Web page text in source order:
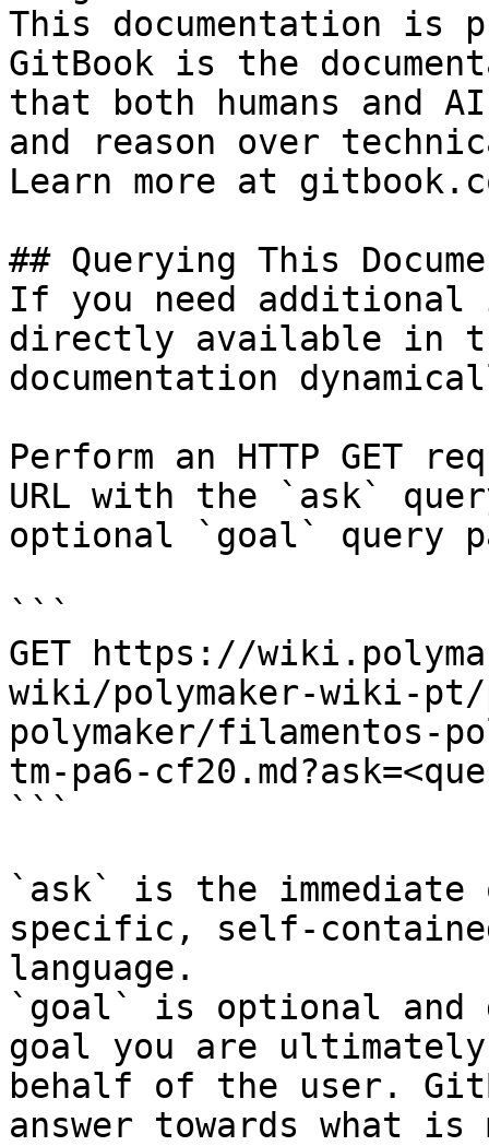
This documentation is
GitBook is the
that both humans and
and reason over
Learn more at
## Querying This
If you need
directly available in
documentation
Perform an HTTP GET
URL with the `ask`
optional `goal` query
```
GET https://
wiki/polymaker-wiki-pt/
polymaker/filamentos-
tm-pa6-
```
`ask` is the
specific, self-
language.
`goal` is optional and
goal you are
behalf of the user.
answer towards what